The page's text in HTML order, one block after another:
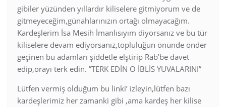
gibiler yüzünden yıllardır kiliselere gitmiyorum ve de
gitmeyeceğim,günahlarınızın ortağı olmayacağım.
Kardeşlerim İsa Mesih İmanlısıyım diyorsanız ve bu tür
kiliselere devam ediyorsanız,topluluğun önünde önder
geçinen bu adamları şiddetle elştirip Rab’be davet
edip,orayı terk edin. ”TERK EDİN O İBLİS YUVALARINI”
Lütfen vermiş olduğum bu linki’ izleyin,lütfen bazı
kardeşlerimiz her zamanki gibi ,ama kardeş her kilise